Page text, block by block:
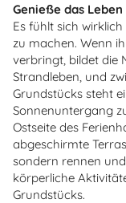
Genieße das
Es fühlt sich
zu machen. Wenn
verbringt, bildet die
Strandleben, und
Grundstücks steht
Sonnenuntergang
Ostseite des
abgeschirmte
sondern rennen
körperliche
Grundstücks.